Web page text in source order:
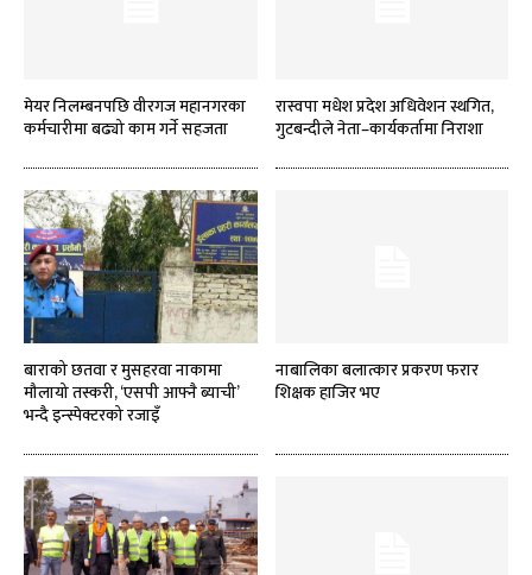
मेयर निलम्बनपछि वीरगज महानगरका
कर्मचारीमा बढ्यो काम गर्ने सहजता
रास्वपा मधेश प्रदेश अधिवेशन स्थगित,
गुटबन्दीले नेता–कार्यकर्तामा निराशा
बाराको छतवा र मुसहरवा नाकामा
मौलायो तस्करी, ‘एसपी आफ्नै ब्याची’
भन्दै इन्स्पेक्टरको रजाइँ
नाबालिका बलात्कार प्रकरण फरार
शिक्षक हाजिर भए